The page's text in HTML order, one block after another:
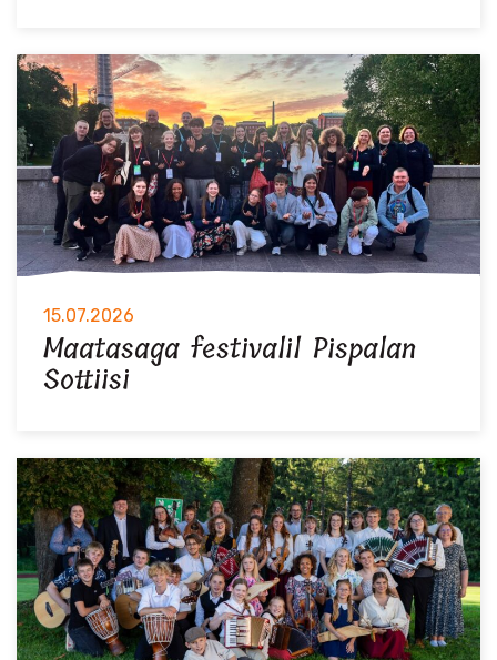
15.07.2026
Maatasaga festivalil Pispalan
Sottiisi